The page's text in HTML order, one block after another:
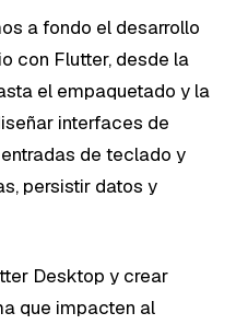
a fondo el desarrollo
con Flutter, desde la
el empaquetado y la
interfaces de
de teclado y
persistir datos y
Desktop y crear
que impacten al